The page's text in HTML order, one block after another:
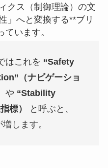
クス（制御理論）の文
」へと変換する**ブリ
います。
はこれを “Safety
（ナビゲーショ
や “Stability
標）
と呼ぶと、
します。